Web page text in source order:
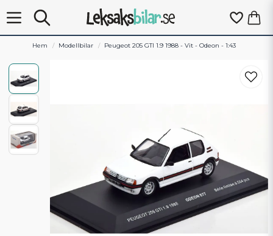
Hem Modellbilar Peugeot 205 GTI 1.9 1988 - Vit - Odeon - 1:43